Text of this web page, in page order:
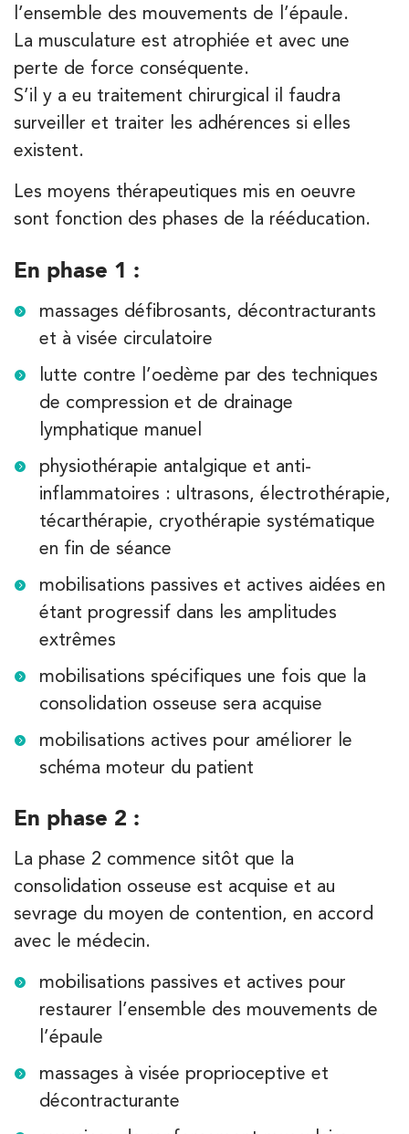
l’ensemble des mouvements de l’épaule.
La musculature est atrophiée et avec une
perte de force conséquente.
S’il y a eu traitement chirurgical il faudra
surveiller et traiter les adhérences si elles
existent.
Les moyens thérapeutiques mis en oeuvre
sont fonction des phases de la rééducation.
En phase 1 :
massages défibrosants, décontracturants
et à visée circulatoire
lutte contre l’oedème par des techniques
de compression et de drainage
lymphatique manuel
physiothérapie antalgique et anti-
inflammatoires : ultrasons, électrothérapie,
técarthérapie, cryothérapie systématique
en fin de séance
mobilisations passives et actives aidées en
étant progressif dans les amplitudes
extrêmes
mobilisations spécifiques une fois que la
consolidation osseuse sera acquise
mobilisations actives pour améliorer le
schéma moteur du patient
En phase 2 :
La phase 2 commence sitôt que la
consolidation osseuse est acquise et au
sevrage du moyen de contention, en accord
avec le médecin.
mobilisations passives et actives pour
restaurer l’ensemble des mouvements de
l’épaule
massages à visée proprioceptive et
décontracturante
APPELEZ UN INSTITUT IK
APPELEZ UN INSTITUT IK
1 Rue Mertens 92600 Bois-Colombes
01 43 50 50 81
PRENEZ RDV SUR
PRENEZ RDV SUR
IK Olympe Sante Antony – 92
28 Rue Velpeau 92160 Antony
01 76 21 71 41
PRENEZ RDV SUR
PRENEZ RDV SUR
Koss Paris 8 – Haussmann
74 Bd Haussmann 75008 Paris
74 Bd Haussmann 75008 Paris
01 44 71 93 74
PRENEZ RDV SUR
Kinésithérapie
28 Rue Velpeau 92160 Antony
01 64 48 35 84
Kinésithérapie